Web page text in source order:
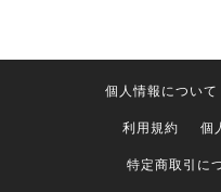
個人情報について
利用規約
個
特定商取引に